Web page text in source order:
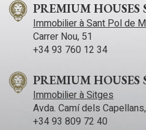
PREMIUM HOUSES
Immobilier à Sant Pol de
Carrer Nou, 51
+34 93 760 12 34
PREMIUM HOUSES
Immobilier à Sitges
Avda. Camí­ dels
+34 93 809 72 40